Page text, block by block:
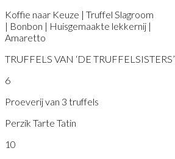
Koffie naar Keuze | Truffel Slagroom
| Bonbon | Huisgemaakte lekkernij |
Amaretto
TRUFFELS VAN ‘DE TRUFFELSISTERS’
6
Proeverij van 3 truffels
Perzik Tarte Tatin
10